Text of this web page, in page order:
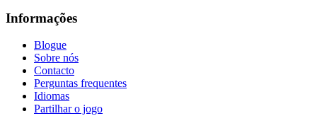
Informações
Blogue
Sobre nós
Contacto
Perguntas frequentes
Idiomas
Partilhar o jogo